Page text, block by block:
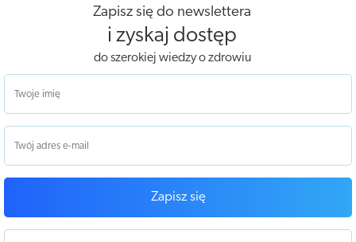
Zapisz się do newslettera
i zyskaj dostęp
do szerokiej wiedzy o zdrowiu
Zapisz się